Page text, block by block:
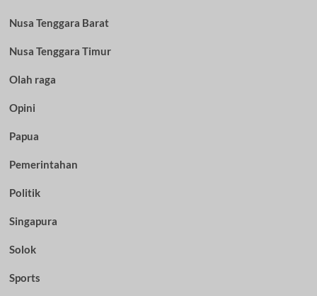
Nusa Tenggara Barat
Nusa Tenggara Timur
Olah raga
Opini
Papua
Pemerintahan
Politik
Singapura
Solok
Sports